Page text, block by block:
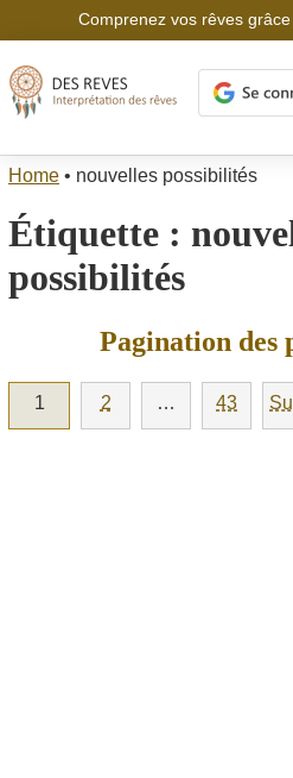
Comprenez vos rêves
Home • nouvelles possibilités
Étiquette :
possibilités
Pagination des
1 2 … 43